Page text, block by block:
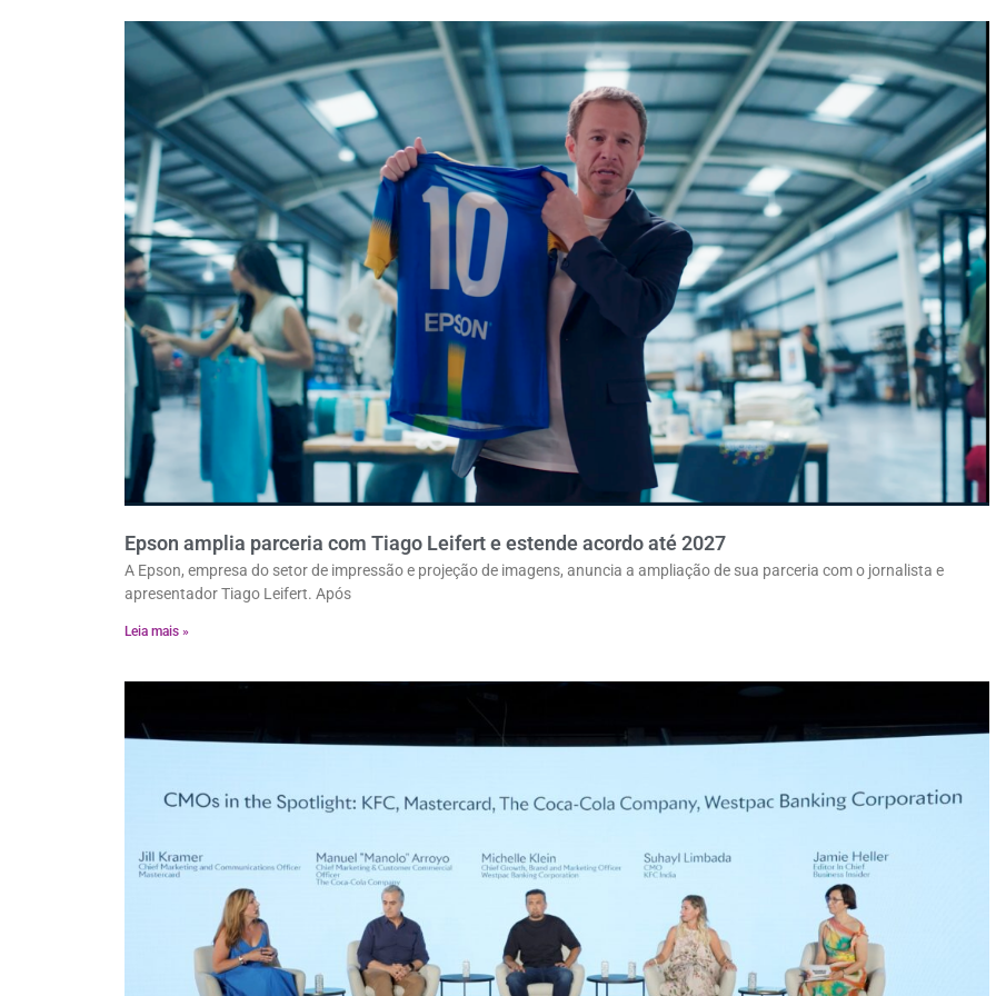
Epson amplia parceria com Tiago Leifert e estende acordo até 2027
A Epson, empresa do setor de impressão e projeção de imagens, anuncia a ampliação de sua parceria com o jornalista e
apresentador Tiago Leifert. Após
Leia mais »